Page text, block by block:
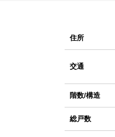
住所
交通
階数/構造
総戸数